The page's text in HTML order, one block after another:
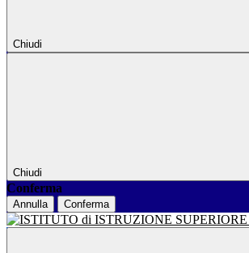
Chiudi
Chiudi
Conferma
Annulla Conferma